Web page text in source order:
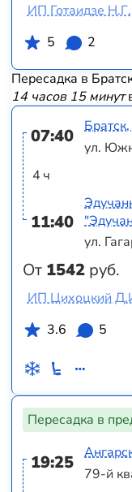
ИП Готаидзе Н.Г.
5
2
Пересадка в
14 часов 15 минут
07:40
4 ч
11:40
От 1542 руб.
ул.
ул.
ИП Цихоцкий
3.6
5
Пересадка в
19:25
79-й